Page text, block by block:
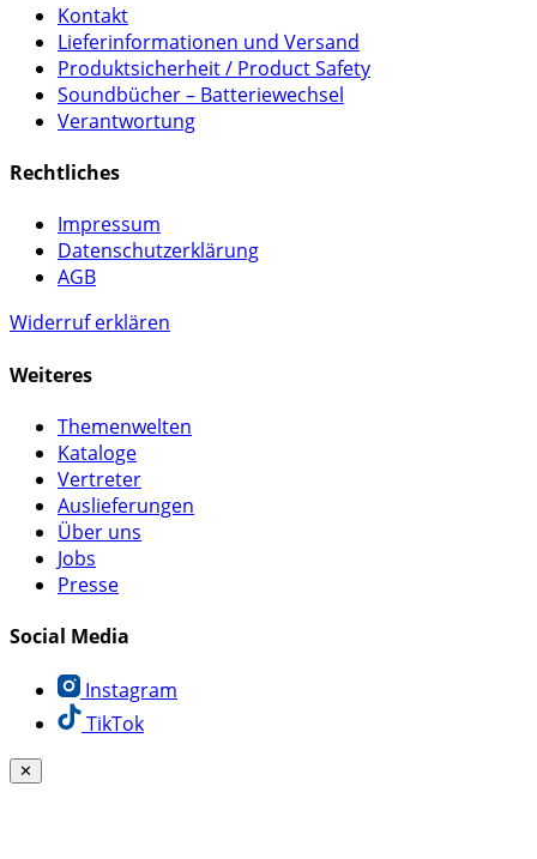
Kontakt
Lieferinformationen und Versand
Produktsicherheit / Product Safety
Soundbücher – Batteriewechsel
Verantwortung
Rechtliches
Impressum
Datenschutzerklärung
AGB
Widerruf erklären
Weiteres
Themenwelten
Kataloge
Vertreter
Auslieferungen
Über uns
Jobs
Presse
Social Media
Instagram
TikTok
✕